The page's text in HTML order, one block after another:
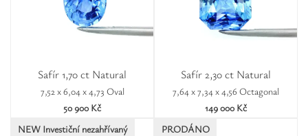
Safír 1,70 ct Natural
7,52 x 6,04 x 4,73 Oval
50 900 Kč
Safír 2,30 ct Natural
7,64 x 7,34 x 4,56 Octagonal
149 000 Kč
NEW Investiční nezahřívaný PRODÁNO